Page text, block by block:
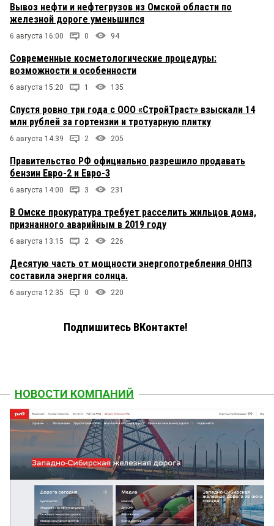
Вывоз нефти и нефтегрузов из Омской области по
железной дороге уменьшился
6 августа 16:00 0 94
Современные косметологические процедуры:
возможности и особенности
6 августа 15:20 1 135
Спустя ровно три года с ООО «СтройТраст» взыскали 14
млн рублей за гортензии и тротуарную плитку
6 августа 14:39 2 205
Правительство РФ официально разрешило продавать
бензин Евро-2 и Евро-3
6 августа 14:00 3 231
В Омске прокуратура требует расселить жильцов дома,
признанного аварийным в 2019 году
6 августа 13:15 2 226
Десятую часть от мощности энергопотребления ОНПЗ
составила энергия солнца.
6 августа 12:35 0 220
Подпишитесь ВКонтакте!
НОВОСТИ КОМПАНИЙ